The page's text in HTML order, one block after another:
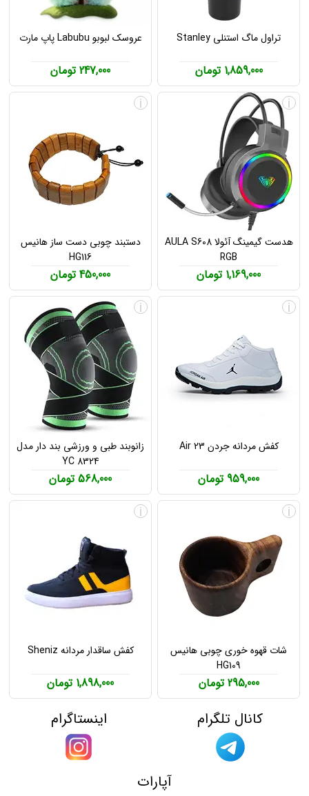
تراول ماگ استنلی Stanley
1,859,000 تومان
عروسک لبوبو Labubu پاپ مارت
247,000 تومان
هدست گیمینگ آئولا AULA S608
RGB
1,169,000 تومان
i
دستبند چوبی دست ساز هانیس
HG116
450,000 تومان
i
کفش مردانه جردن Air 23
959,000 تومان
i
زانوبند طبی و ورزشی بند دار مدل
YC 8324
568,000 تومان
i
شات قهوه خوری چوبی هانیس
HG109
295,000 تومان
i
کفش ساقدار مردانه Sheniz
1,898,000 تومان
i
کانال تلگرام اینستاگرام
آپارات